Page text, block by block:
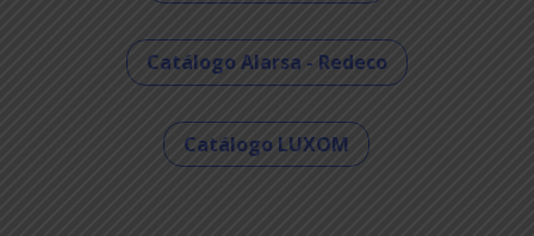
Catálogo Alarsa - Redeco
Catálogo LUXOM